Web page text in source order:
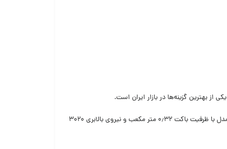
یکی از بهترین گزینه‌ها در بازار ایران است.
با بهره‌گیری از موتور ۴ سیلندر و توان ۶۸ اسب بخار، به‌راحتی در رده بابکت‌های پرکاربردی مانند S185 یا S205 قرار می‌گیرد. این مدل با ظرفیت باکت ۰٫۳۲ متر مکعب و نیروی بالابری ۳۰۲۰